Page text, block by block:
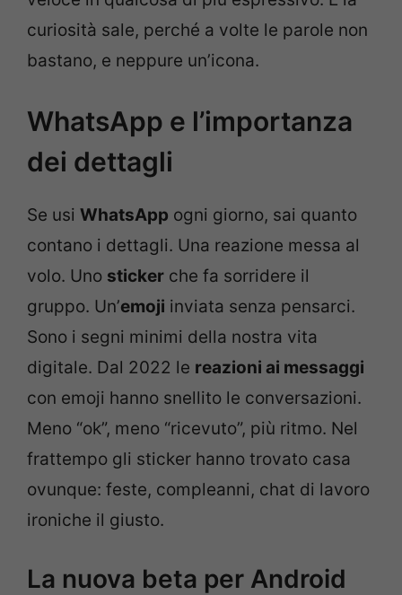
curiosità sale, perché a volte le parole non
bastano, e neppure un’icona.
WhatsApp e l’importanza
dei dettagli
Se usi WhatsApp ogni giorno, sai quanto
contano i dettagli. Una reazione messa al
volo. Uno sticker che fa sorridere il
gruppo. Un’emoji inviata senza pensarci.
Sono i segni minimi della nostra vita
digitale. Dal 2022 le reazioni ai messaggi
con emoji hanno snellito le conversazioni.
Meno “ok”, meno “ricevuto”, più ritmo. Nel
frattempo gli sticker hanno trovato casa
ovunque: feste, compleanni, chat di lavoro
ironiche il giusto.
La nuova beta per Android